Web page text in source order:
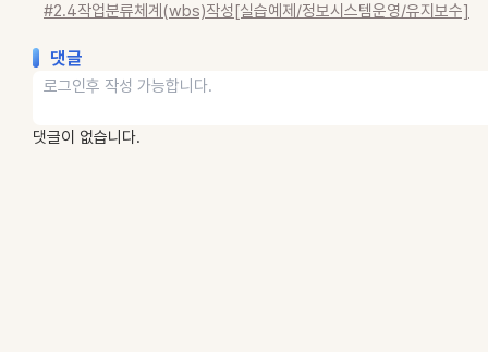
#2.4작업분류체계(wbs)작성[실습예제/정보시스템운영/유지보수]
댓글
댓글이 없습니다.